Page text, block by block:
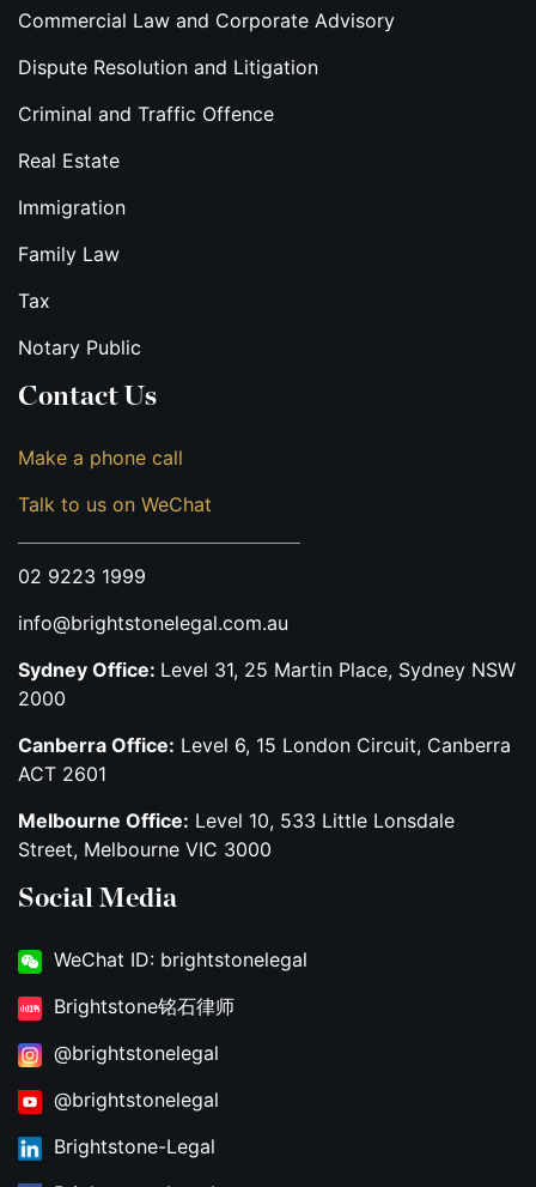
Commercial Law and Corporate Advisory
Dispute Resolution and Litigation
Criminal and Traffic Offence
Real Estate
Immigration
Family Law
Tax
Notary Public
Contact Us
Make a phone call
Talk to us on WeChat
02 9223 1999
info@brightstonelegal.com.au
Sydney Office: Level 31, 25 Martin Place, Sydney NSW
2000
Canberra Office: Level 6, 15 London Circuit, Canberra
ACT 2601
Melbourne Office: Level 10, 533 Little Lonsdale
Street, Melbourne VIC 3000
Social Media
WeChat ID: brightstonelegal
Brightstone铭石律师
@brightstonelegal
@brightstonelegal
Brightstone-Legal